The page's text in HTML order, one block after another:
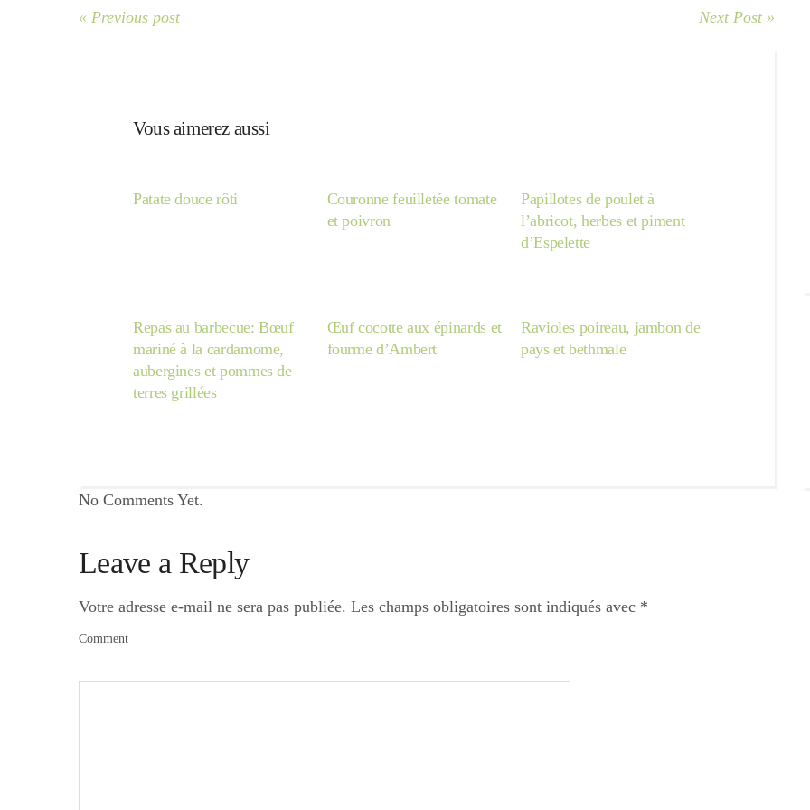
« Previous post Next Post »
Vous aimerez aussi
Patate douce rôti
Couronne feuilletée tomate
et poivron
Papillotes de poulet à
l’abricot, herbes et piment
d’Espelette
Repas au barbecue: Bœuf
mariné à la cardamome,
aubergines et pommes de
terres grillées
Œuf cocotte aux épinards et
fourme d’Ambert
Ravioles poireau, jambon de
pays et bethmale
No Comments Yet.
Leave a Reply
Votre adresse e-mail ne sera pas publiée. Les champs obligatoires sont indiqués avec *
Comment